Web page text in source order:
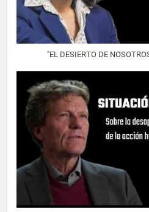
"EL DESIERTO DE